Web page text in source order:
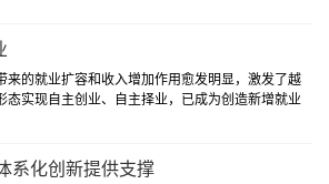
来的就业扩容和收入增加作用愈发明显，激发了越
态实现自主创业、自主择业，已成为创造新增就业
人力资源“质”的有效提升和“量”的合理增长，是数
系化创新提供支撑